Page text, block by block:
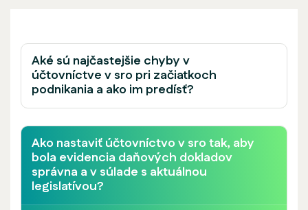
Aké sú najčastejšie chyby v
účtovníctve v sro pri začiatkoch
podnikania a ako im predísť?
Ako nastaviť účtovníctvo v sro tak, aby
bola evidencia daňových dokladov
správna a v súlade s aktuálnou
legislatívou?